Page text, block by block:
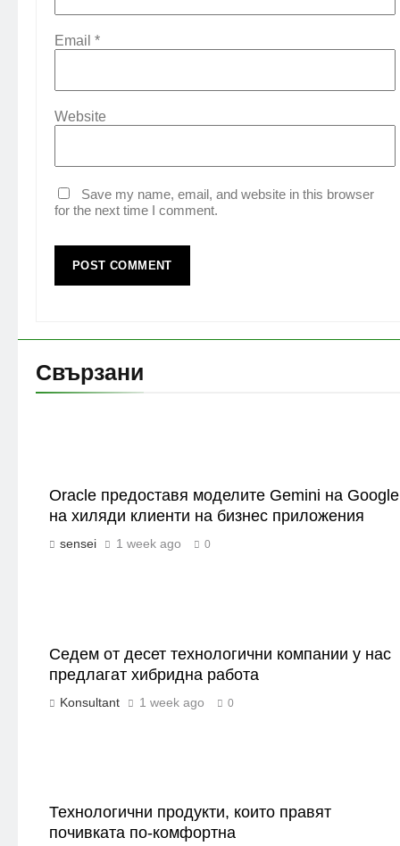
Email *
Website
Save my name, email, and website in this browser
for the next time I comment.
Свързани
Oracle предоставя моделите Gemini на Google
на хиляди клиенти на бизнес приложения
sensei 1 week ago 0
Седем от десет технологични компании у нас
предлагат хибридна работа
Konsultant 1 week ago 0
Технологични продукти, които правят
почивката по-комфортна